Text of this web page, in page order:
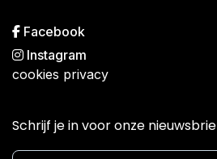
Facebook
Instagram
cookies privacy
Schrijf je in voor onze